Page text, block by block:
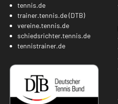
tennis.de
trainer.tennis.de (DTB)
vereine.tennis.de
schiedsrichter.tennis.de
tennistrainer.de